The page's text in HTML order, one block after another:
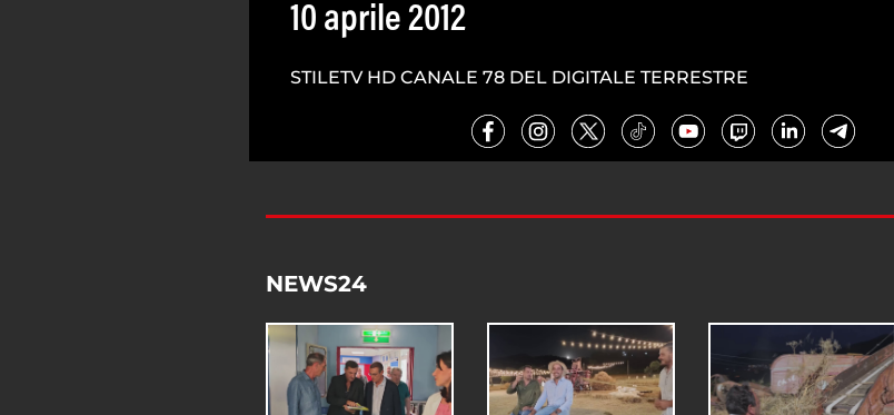
10 aprile 2012
STILETV HD CANALE 78 DEL DIGITALE TERRESTRE
NEWS24